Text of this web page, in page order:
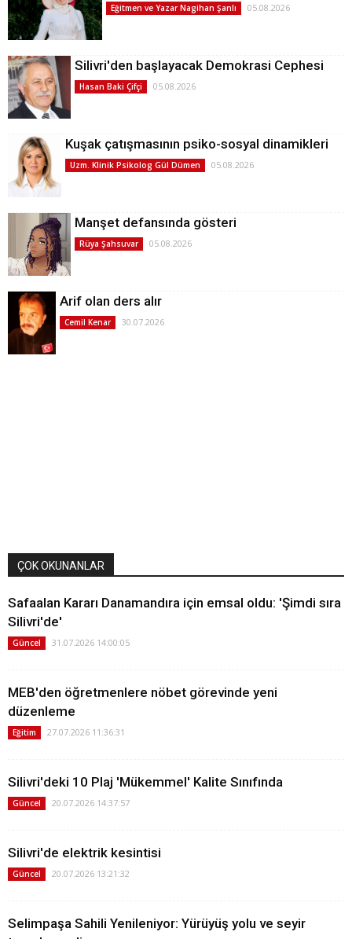
Eğitmen ve Yazar Nagihan Şanlı 05.08.2026
Silivri'den başlayacak Demokrasi Cephesi
Hasan Baki Çifçi 05.08.2026
Kuşak çatışmasının psiko-sosyal dinamikleri
Uzm. Klinik Psikolog Gül Dümen 05.08.2026
Manşet defansında gösteri
Rüya Şahsuvar 05.08.2026
Arif olan ders alır
Cemil Kenar 30.07.2026
ÇOK OKUNANLAR
Safaalan Kararı Danamandıra için emsal oldu: 'Şimdi sıra
Silivri'de'
Güncel 31.07.2026 14:00:05
MEB'den öğretmenlere nöbet görevinde yeni
düzenleme
Eğitim 27.07.2026 11:36:31
Silivri'deki 10 Plaj 'Mükemmel' Kalite Sınıfında
Güncel 20.07.2026 14:37:57
Silivri'de elektrik kesintisi
Güncel 20.07.2026 13:21:32
Selimpaşa Sahili Yenileniyor: Yürüyüş yolu ve seyir